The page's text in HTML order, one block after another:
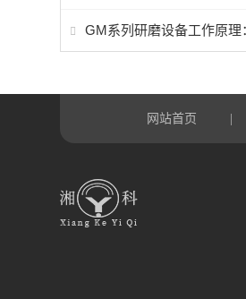
GM系列研磨设备工作原理：多级剪切与精密研磨的
网站首页